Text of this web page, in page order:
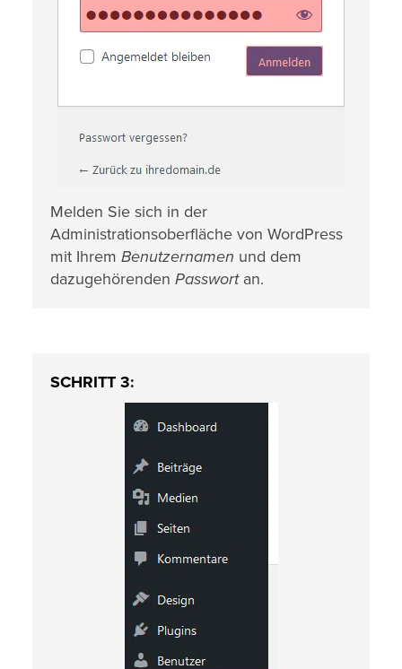
Melden Sie sich in der
Administrationsoberfläche von WordPress
mit Ihrem Benutzernamen und dem
dazugehörenden Passwort an.
SCHRITT 3: